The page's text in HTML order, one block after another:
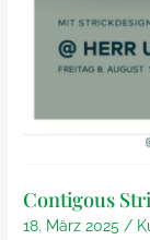
Contigous
18. März 2025 /